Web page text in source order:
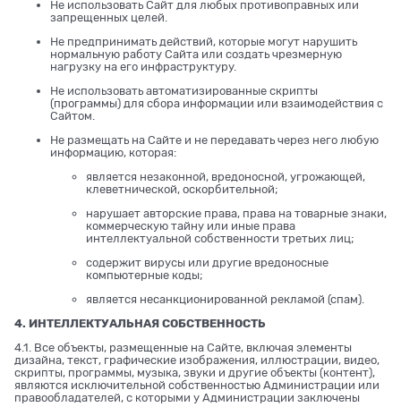
Не использовать Сайт для любых противоправных или
запрещенных целей.
Не предпринимать действий, которые могут нарушить
нормальную работу Сайта или создать чрезмерную
нагрузку на его инфраструктуру.
Не использовать автоматизированные скрипты
(программы) для сбора информации или взаимодействия с
Сайтом.
Не размещать на Сайте и не передавать через него любую
информацию, которая:
является незаконной, вредоносной, угрожающей,
клеветнической, оскорбительной;
нарушает авторские права, права на товарные знаки,
коммерческую тайну или иные права
интеллектуальной собственности третьих лиц;
содержит вирусы или другие вредоносные
компьютерные коды;
является несанкционированной рекламой (спам).
4. ИНТЕЛЛЕКТУАЛЬНАЯ СОБСТВЕННОСТЬ
4.1. Все объекты, размещенные на Сайте, включая элементы
дизайна, текст, графические изображения, иллюстрации, видео,
скрипты, программы, музыка, звуки и другие объекты (контент),
являются исключительной собственностью Администрации или
правообладателей, с которыми у Администрации заключены